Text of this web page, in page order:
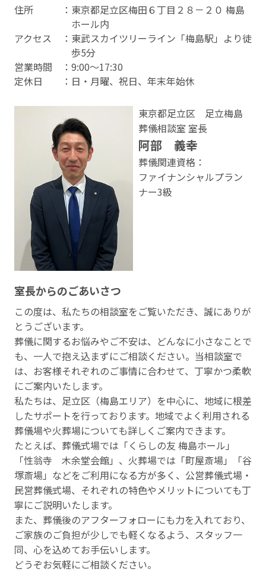
住所
：東京都足立区梅田６丁目２８－２０ 梅島
ホール内
アクセス
：東武スカイツリーライン「梅島駅」より徒
歩5分
営業時間
：9:00〜17:30
定休⽇
：日・月曜、祝日、年末年始休
東京都足立区 足立梅島
葬儀相談室 室⻑
阿部 義幸
葬儀関連資格：
ファイナンシャルプラン
ナー3級
室⻑からのごあいさつ
この度は、私たちの相談室をご覧いただき、誠にありが
とうございます。
葬儀に関するお悩みやご不安は、どんなに小さなことで
も、一人で抱え込まずにご相談ください。当相談室で
は、お客様それぞれのご事情に合わせて、丁寧かつ柔軟
にご案内いたします。
私たちは、足立区（梅島エリア）を中心に、地域に根差
したサポートを行っております。地域でよく利用される
葬儀場や火葬場についても詳しくご案内できます。
たとえば、葬儀式場では「くらしの友 梅島ホール」
「性翁寺 木余堂会館」、火葬場では「町屋斎場」「谷
塚斎場」などをご利用になる方が多く、公営葬儀式場・
民営葬儀式場、それぞれの特色やメリットについても丁
寧にご説明いたします。
また、葬儀後のアフターフォローにも力を入れており、
ご家族のご負担が少しでも軽くなるよう、スタッフ一
同、心を込めてお手伝いします。
どうぞお気軽にご相談ください。